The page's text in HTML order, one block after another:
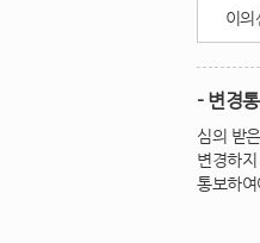
이의
- 변경
심의 받
변경하
통보하